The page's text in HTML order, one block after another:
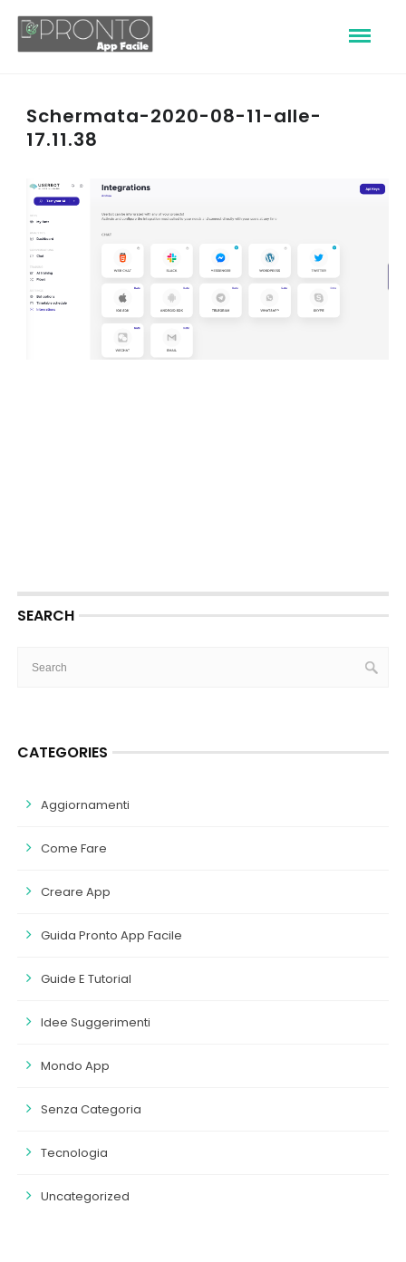
Schermata-2020-08-11-alle-
17.11.38
SEARCH
CATEGORIES
Aggiornamenti
Come Fare
Creare App
Guida Pronto App Facile
Guide E Tutorial
Idee Suggerimenti
Mondo App
Senza Categoria
Tecnologia
Uncategorized